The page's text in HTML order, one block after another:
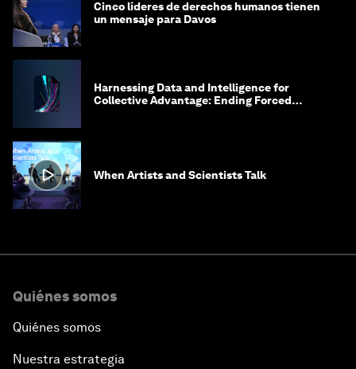
Cinco líderes de derechos humanos tienen
un mensaje para Davos
Harnessing Data and Intelligence for
Collective Advantage: Ending Forced
When Artists and Scientists Talk
Quiénes somos
Quiénes somos
Nuestra estrategia